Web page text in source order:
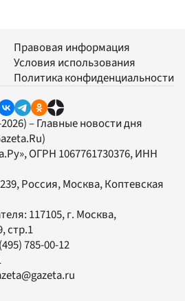
Правовая информация
Условия использования
Политика конфиденциальности
– Главные новости дня
, ОГРН 1067761730376, ИНН
Россия, Москва, Коптевская
117105, г. Москва,
стр.1
785-00-12